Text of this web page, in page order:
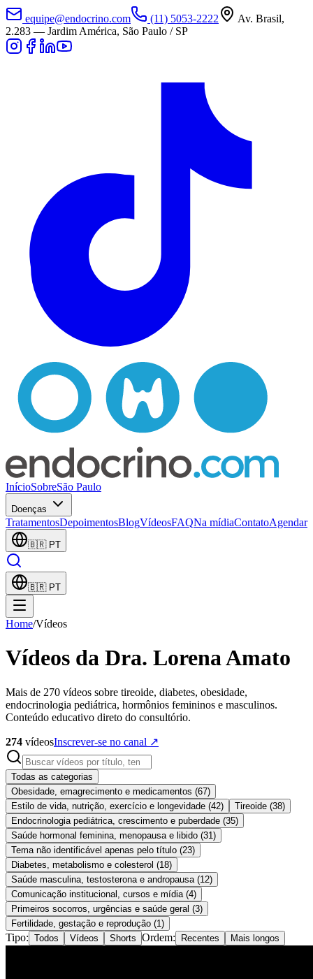
equipe@endocrino.com (11) 5053-2222
Av. Brasil,
2.283 — Jardim América, São Paulo / SP
InícioSobreSão Paulo
Doenças
TratamentosDepoimentosBlogVídeosFAQNa mídiaContatoAgendar
🇧🇷 PT
🇧🇷 PT
Home/Vídeos
Vídeos da Dra. Lorena Amato
Mais de 270 vídeos sobre tireoide, diabetes, obesidade,
endocrinologia pediátrica, hormônios femininos e masculinos.
Conteúdo educativo direto do consultório.
274 vídeosInscrever-se no canal ↗
Todas as categorias
Obesidade, emagrecimento e medicamentos (67)
Estilo de vida, nutrição, exercício e longevidade (42) Tireoide (38)
Endocrinologia pediátrica, crescimento e puberdade (35)
Saúde hormonal feminina, menopausa e libido (31 )
Tema não identificável apenas pelo título (23)
Diabetes, metabolismo e colesterol (18)
Saúde masculina, testosterona e andropausa (12)
Comunicação institucional, cursos e mídia (4)
Primeiros socorros, urgências e saúde geral (3)
Fertilidade, gestação e reprodução (1 )
Tipo: Todos Vídeos Shorts Ordem: Recentes Mais longos